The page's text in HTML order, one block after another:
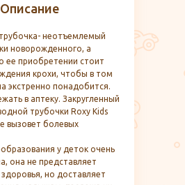
Описание
неотъемлемый
новорожденного, а
ее приобретении стоит
крохи, чтобы в том
экстренно понадобится.
в аптеку. Закругленный
трубочки Roxy Kids
вызовет болевых
у деток очень
она не представляет
но доставляет